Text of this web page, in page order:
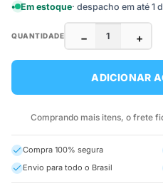
Em estoque· despacho em até 1
QUANTIDADE − +
ADICIONAR
Comprando mais itens, o frete
Compra 100% segura
Envio para todo o Brasil